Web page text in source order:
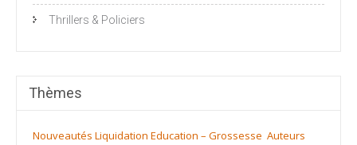
Thrillers & Policiers
Thèmes
Nouveautés Liquidation Education – Grossesse Auteurs